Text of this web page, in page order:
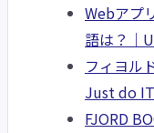
Webアプ
語は？｜
フィヨル
Just do IT
FJORD